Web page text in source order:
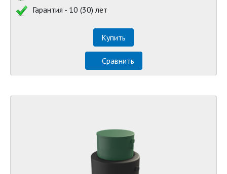
Гарантия - 10 (30) лет
Купить
Сравнить